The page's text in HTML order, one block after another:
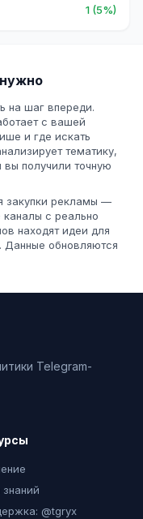
1 (5%)
на шаг впереди.
с вашей
и где искать
тематику,
вы получили точную
закупки рекламы —
каналы с реально
находят идеи для
Данные обновляются
Telegram-
@tgryx